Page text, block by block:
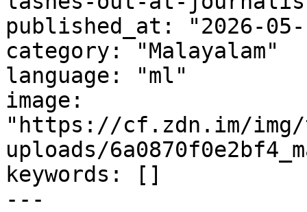
published_at: "2026-05-
category: "Malayalam"
language: "ml"
image:
"https://cf.zdn.im/img/
uploads/
keywords: []
---